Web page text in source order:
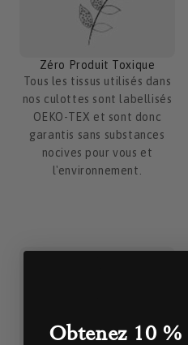
Zéro Produit Toxique
Tous les tissus utilisés dans
nos culottes sont labellisés
OEKO-TEX et sont donc
garantis sans substances
nocives pour vous et
l'environnement.
Obtenez 10 %